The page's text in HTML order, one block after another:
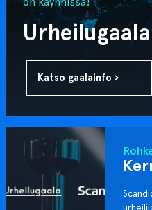
Katso gaalainfo ›